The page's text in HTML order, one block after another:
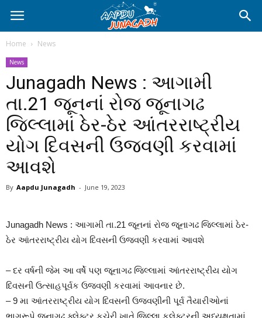
Home News
News
Junagadh News : આગામી
તા.21 જૂનનાં રોજ જૂનાગઢ
જિલ્લામાં ઠેર-ઠેર આંતરરાષ્ટ્રીય
યોગ દિવસની ઉજવણી કરવામાં
આવશે
By Aapdu Junagadh - June 19, 2023
Junagadh News : આગામી તા.21 જૂનનાં રોજ જૂનાગઢ જિલ્લામાં ઠેર-
ઠેર આંતરરાષ્ટ્રીય યોગ દિવસની ઉજવણી કરવામાં આવશે
– દર વર્ષની જેમ આ વર્ષે પણ જૂનાગઢ જિલ્લામાં આંતરરાષ્ટ્રીય યોગ
દિવસની ઉત્સાહપૂર્વક ઉજવણી કરવામાં આવનાર છે.
– 9 મા આંતરરાષ્ટ્રીય યોગ દિવસની ઉજવણીની પૂર્વ તૈયારીઓનાં
ભાગરૂપે જૂનાગઢ ક્લેક્ટર કચેરી ખાતે જિલ્લા કલેક્ટરની અધ્યક્ષતામાં